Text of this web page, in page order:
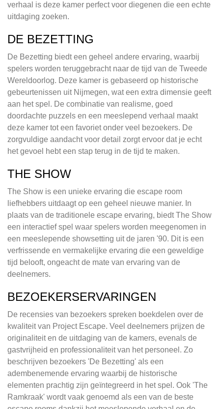
verhaal is deze kamer perfect voor diegenen die een echte
uitdaging zoeken.
DE BEZETTING
De Bezetting biedt een geheel andere ervaring, waarbij
spelers worden teruggebracht naar de tijd van de Tweede
Wereldoorlog. Deze kamer is gebaseerd op historische
gebeurtenissen uit Nijmegen, wat een extra dimensie geeft
aan het spel. De combinatie van realisme, goed
doordachte puzzels en een meeslepend verhaal maakt
deze kamer tot een favoriet onder veel bezoekers. De
zorgvuldige aandacht voor detail zorgt ervoor dat je echt
het gevoel hebt een stap terug in de tijd te maken.
THE SHOW
The Show is een unieke ervaring die escape room
liefhebbers uitdaagt op een geheel nieuwe manier. In
plaats van de traditionele escape ervaring, biedt The Show
een interactief spel waar spelers worden meegenomen in
een meeslepende showsetting uit de jaren '90. Dit is een
verfrissende en vermakelijke ervaring die een geweldige
tijd belooft, ongeacht de mate van ervaring van de
deelnemers.
BEZOEKERSERVARINGEN
De recensies van bezoekers spreken boekdelen over de
kwaliteit van Project Escape. Veel deelnemers prijzen de
originaliteit en de uitdaging van de kamers, evenals de
gastvrijheid en professionaliteit van het personeel. Zo
beschrijven bezoekers 'De Bezetting' als een
adembenemende ervaring waarbij de historische
elementen prachtig zijn geïntegreerd in het spel. Ook 'The
Ramkraak' wordt vaak genoemd als een van de beste